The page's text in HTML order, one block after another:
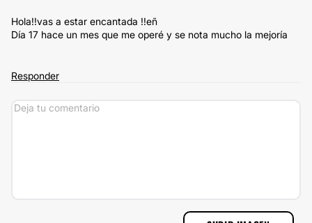
Hola!!vas a estar encantada !!eñ
Día 17 hace un mes que me operé y se nota mucho la mejoría
Responder